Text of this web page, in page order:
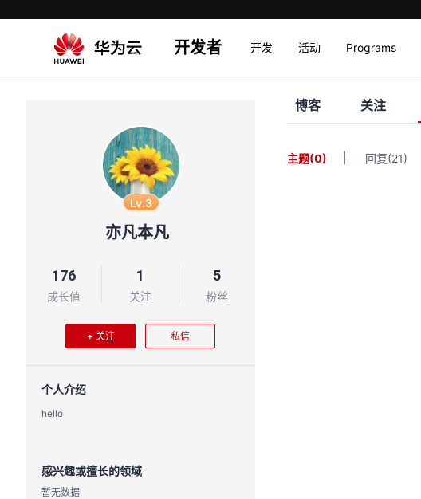
开发者 开发 活动 Programs
Lv.3
亦凡本凡
176
成长值
1
关注
5
粉丝
+ 关注 私信
个人介绍
hello
感兴趣或擅长的领域
暂无数据
博客 关注
主题(0) 回复(21)